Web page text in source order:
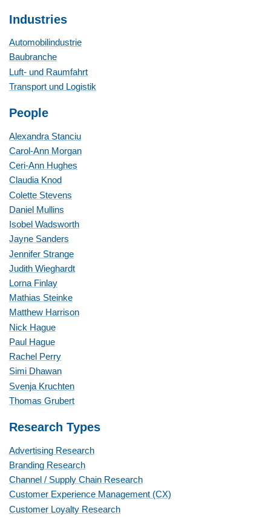
Industries
Automobilindustrie
Baubranche
Luft- und Raumfahrt
Transport und Logistik
People
Alexandra Stanciu
Carol-Ann Morgan
Ceri-Ann Hughes
Claudia Knod
Colette Stevens
Daniel Mullins
Isobel Wadsworth
Jayne Sanders
Jennifer Strange
Judith Wieghardt
Lorna Finlay
Mathias Steinke
Matthew Harrison
Nick Hague
Paul Hague
Rachel Perry
Simi Dhawan
Svenja Kruchten
Thomas Grubert
Research Types
Advertising Research
Branding Research
Channel / Supply Chain Research
Customer Experience Management (CX)
Customer Loyalty Research